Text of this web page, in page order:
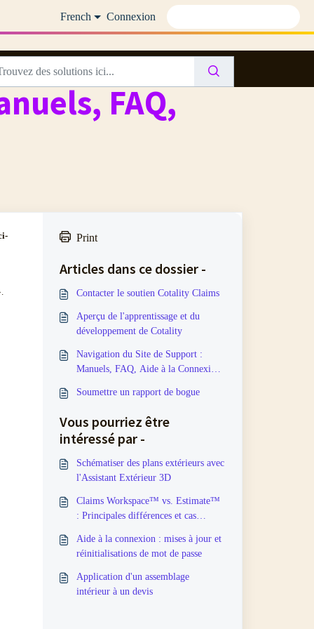
French Connexion
FAQ,
Print
Articles dans ce dossier -
Contacter le soutien Cotality Claims
Aperçu de l'apprentissage et du
développement de Cotality
Navigation du Site de Support :
Manuels, FAQ, Aide à la Connexion
Soumettre un rapport de bogue
Vous pourriez être
intéressé par -
Schématiser des plans extérieurs avec
l'Assistant Extérieur 3D
Claims Workspace™ vs. Estimate™
: Principales différences et cas
Aide à la connexion : mises à jour et
réinitialisations de mot de passe
Application d'un assemblage
intérieur à un devis